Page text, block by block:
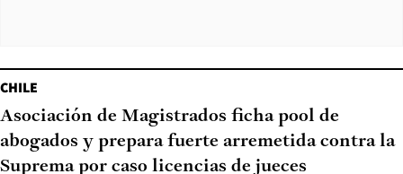
CHILE
Asociación de Magistrados ficha pool de
abogados y prepara fuerte arremetida contra la
Suprema por caso licencias de jueces